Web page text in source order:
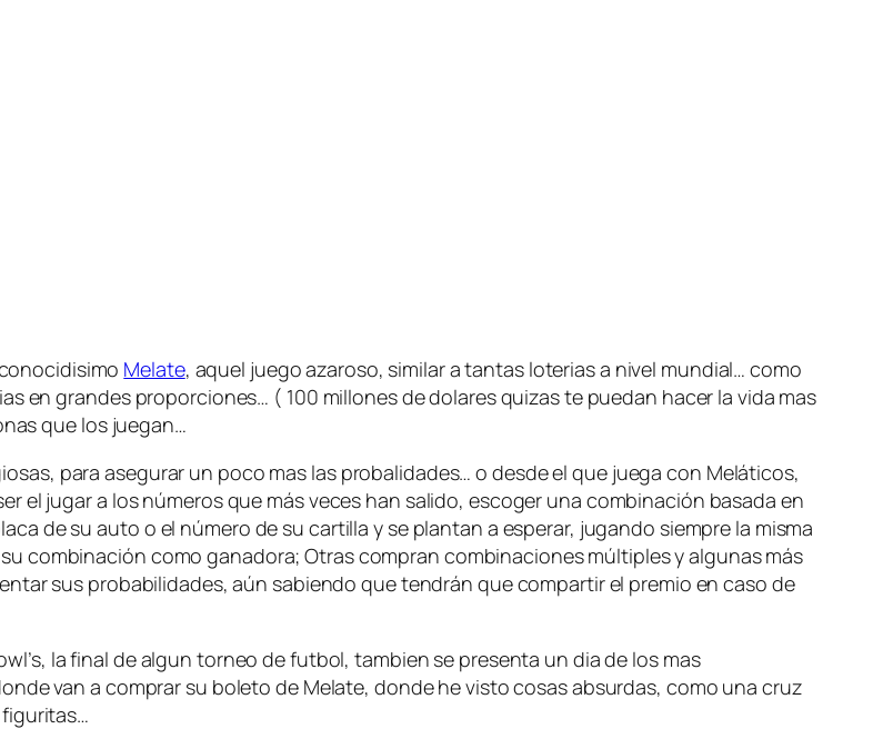
Melate, aquel juego azaroso, similar a tantas loterias a nivel mundial… como
en grandes proporciones… ( 100 millones de dolares quizas te puedan hacer la vida mas
que los juegan…
para asegurar un poco mas las probalidades… o desde el que juega con Meláticos,
el jugar a los números que más veces han salido, escoger una combinación basada en
de su auto o el número de su cartilla y se plantan a esperar, jugando siempre la misma
combinación como ganadora; Otras compran combinaciones múltiples y algunas más
sus probabilidades, aún sabiendo que tendrán que compartir el premio en caso de
, la final de algun torneo de futbol, tambien se presenta un dia de los mas
van a comprar su boleto de Melate, donde he visto cosas absurdas, como una cruz